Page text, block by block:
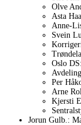
Olve
Asta
Anne-
Svein
Oslo
Per
Arne
Kjersti
Jorun Gulb.: